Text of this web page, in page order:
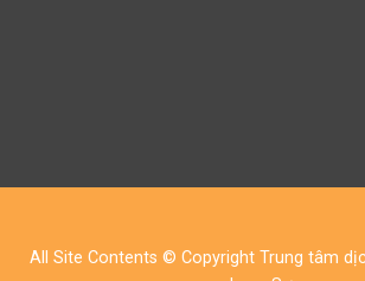
All Site Contents © Copyright Trung tâm